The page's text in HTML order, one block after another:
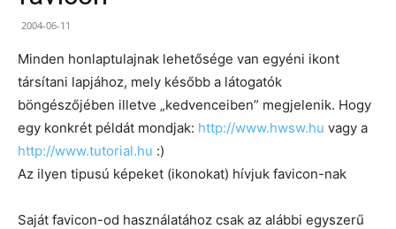
2004-06-11
Minden honlaptulajnak lehetősége van egyéni ikont
társítani lapjához, mely később a látogatók
böngészőjében illetve „kedvenceiben” megjelenik. Hogy
egy konkrét példát mondjak: http://www.hwsw.hu vagy a
http://www.tutorial.hu :)
Az ilyen tipusú képeket (ikonokat) hívjuk favicon-nak
Saját favicon-od használatához csak az alábbi egyszerű